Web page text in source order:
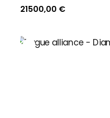
21500,00 €